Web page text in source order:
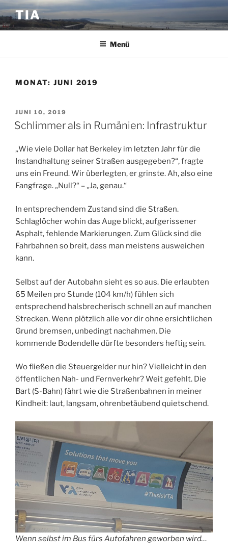
Zum
Inhalt
springen
TIA
Menü
MONAT: JUNI 2019
VERÖFFENTLICHT
AM
JUNI 10, 2019
Schlimmer als in Rumänien: Infrastruktur
„Wie viele Dollar hat Berkeley im letzten Jahr für die
Instandhaltung seiner Straßen ausgegeben?“, fragte
uns ein Freund. Wir überlegten, er grinste. Ah, also eine
Fangfrage. „Null?“ – „Ja, genau.“
In entsprechendem Zustand sind die Straßen.
Schlaglöcher wohin das Auge blickt, aufgerissener
Asphalt, fehlende Markierungen. Zum Glück sind die
Fahrbahnen so breit, dass man meistens ausweichen
kann.
Selbst auf der Autobahn sieht es so aus. Die erlaubten
65 Meilen pro Stunde (104 km/h) fühlen sich
entsprechend halsbrecherisch schnell an auf manchen
Strecken. Wenn plötzlich alle vor dir ohne ersichtlichen
Grund bremsen, unbedingt nachahmen. Die
kommende Bodendelle dürfte besonders heftig sein.
Wo fließen die Steuergelder nur hin? Vielleicht in den
öffentlichen Nah- und Fernverkehr? Weit gefehlt. Die
Bart (S-Bahn) fährt wie die Straßenbahnen in meiner
Kindheit: laut, langsam, ohrenbetäubend quietschend.
Wenn selbst im Bus fürs Autofahren geworben wird…